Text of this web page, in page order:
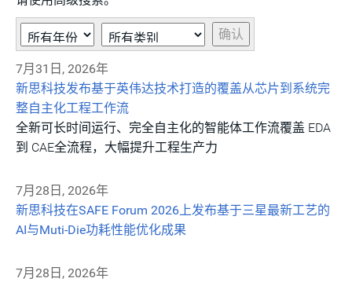
Year
类
别
关
键
确认
7月31日, 2026年
新思科技发布基于英伟达技术打造的覆盖从芯片到系统完
整自主化工程工作流
全新可长时间运行、完全自主化的智能体工作流覆盖 EDA
到 CAE全流程，大幅提升工程生产力
7月28日, 2026年
新思科技在SAFE Forum 2026上发布基于三星最新工艺的
AI与Muti-Die功耗性能优化成果
7月28日, 2026年